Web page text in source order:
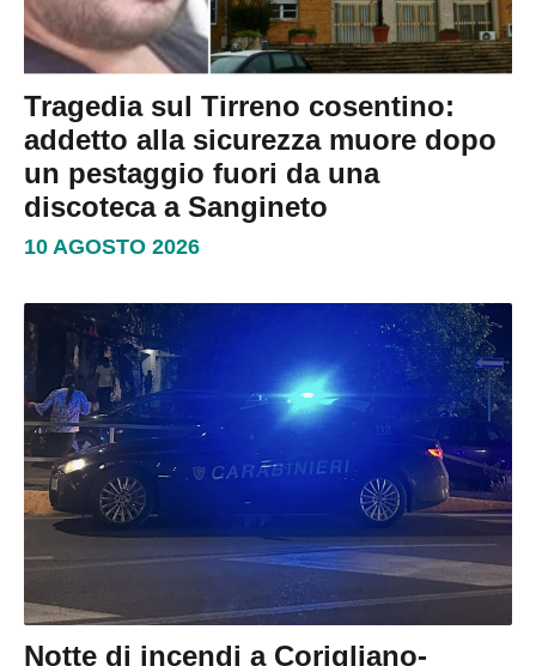
Tragedia sul Tirreno cosentino:
addetto alla sicurezza muore dopo
un pestaggio fuori da una
discoteca a Sangineto
10 AGOSTO 2026
Notte di incendi a Corigliano-